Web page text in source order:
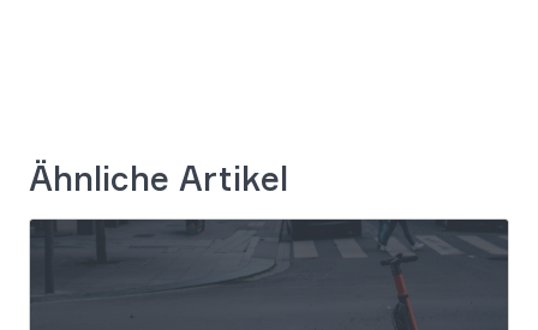
Ähnliche Artikel